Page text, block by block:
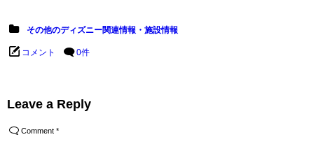
その他のディズニー関連情報・施設情報
コメント 0件
Leave a Reply
Comment *